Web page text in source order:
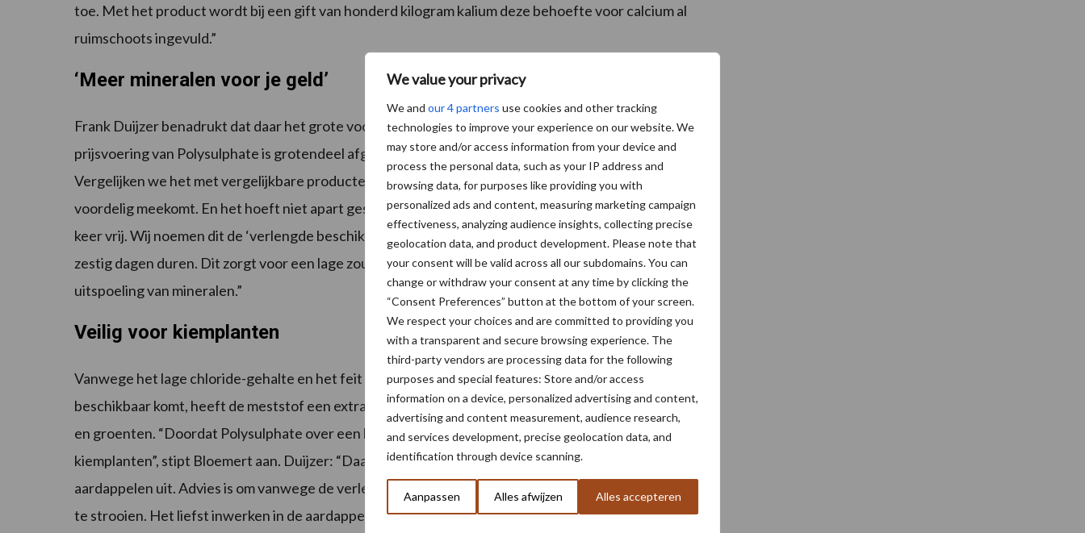
We value your privacy
We and our 4 partners use cookies and other tracking
technologies to improve your experience on our website. We
may store and/or access information from your device and
process the personal data, such as your IP address and
browsing data, for purposes like providing you with
personalized ads and content, measuring marketing campaign
effectiveness, analyzing audience insights, collecting precise
geolocation data, and product development. Please note that
your consent will be valid across all our subdomains. You can
change or withdraw your consent at any time by clicking the
“Consent Preferences” button at the bottom of your screen.
We respect your choices and are committed to providing you
with a transparent and secure browsing experience. The
third-party vendors are processing data for the following
purposes and special features: Store and/or access
information on a device, personalized advertising and content,
advertising and content measurement, audience research,
and services development, precise geolocation data, and
identification through device scanning.
Aanpassen Alles afwijzen Alles accepteren
toe. Met het product wordt bij een gift van honderd kilogram kalium deze behoefte voor calcium al
ruimschoots ingevuld.”
‘Meer mineralen voor je geld’
Frank Duijzer benadrukt dat daar het grote voordeel in zit. “Je krijgt meer mineralen voor je geld. De
prijsvoering van Polysulphate is grotendeel afgestemd op de kali-inbreng van het product.
Vergelijken we het met vergelijkbare producten zonder calcium, dan blijkt dat calcium zo heel
voordelig meekomt. En het hoeft niet apart gestrooid te worden. En niet alle voeding komt in één
keer vrij. Wij noemen dit de ‘verlengde beschikbaarheid’ van Polysulphate en zal ongeveer vijftig tot
zestig dagen duren. Dit zorgt voor een lage zoutlast voor het gewas en een minimale kans op
uitspoeling van mineralen.”
Veilig voor kiemplanten
Vanwege het lage chloride-gehalte en het feit dat de voeding over een verlengde periode
beschikbaar komt, heeft de meststof een extra voordeel voor fijnzadige gewassen als wortelen, uien
en groenten. “Doordat Polysulphate over een langere tijd beschikbaar komt, is het veilig voor
kiemplanten”, stipt Bloemert aan. Duijzer: “Daardoor is één keer toepassen voldoende, ook voor
aardappelen uit. Advies is om vanwege de verlengde beschikbaarheid ruim voor het zaaien of poten
te strooien. Het liefst inwerken in de aardappelrug of tijdens de grondbewerking voor het zaaibed.